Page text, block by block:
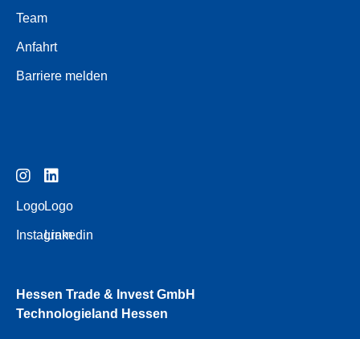
Team
Anfahrt
Barriere melden
Logo
Instagram
Logo
Linkedin
Hessen Trade & Invest GmbH
Technologieland Hessen